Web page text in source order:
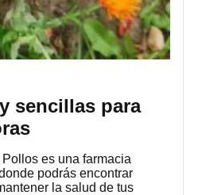
sencillas para
es una farmacia
podrás encontrar
la salud de tus